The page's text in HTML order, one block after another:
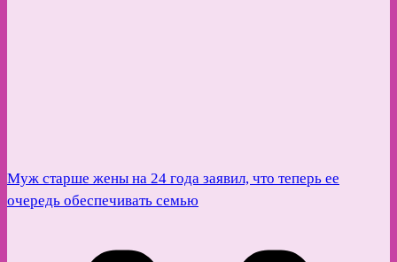
Муж старше жены на 24 года заявил, что теперь ее
очередь обеспечивать семью